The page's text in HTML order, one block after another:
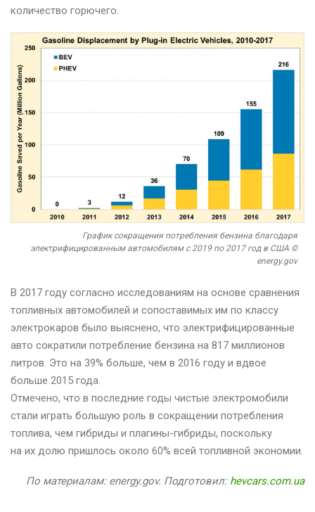
количество горючего.
График сокращения потребления бензина благодаря
электрифицированным автомобилям с 2019 по 2017 год в США ©
energy.gov
В 2017 году согласно исследованиям на основе сравнения
топливных автомобилей и сопоставимых им по классу
электрокаров было выяснено, что электрифицированные
авто сократили потребление бензина на 817 миллионов
литров. Это на 39% больше, чем в 2016 году и вдвое
больше 2015 года.
Отмечено, что в последние годы чистые электромобили
стали играть большую роль в сокращении потребления
топлива, чем гибриды и плагины-гибриды, поскольку
на их долю пришлось около 60% всей топливной экономии.
По материалам: energy.gov. Подготовил: hevcars.com.ua